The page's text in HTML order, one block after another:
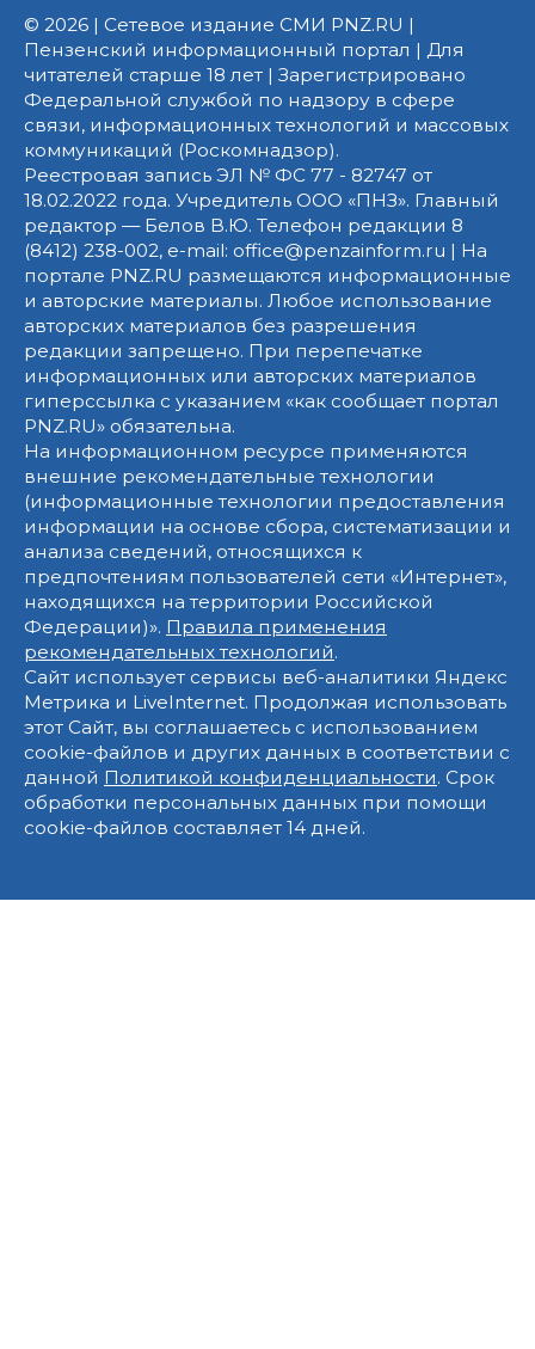
© 2026 | Сетевое издание СМИ PNZ.RU |
Пензенский информационный портал | Для
читателей старше 18 лет | Зарегистрировано
Федеральной службой по надзору в сфере
связи, информационных технологий и массовых
коммуникаций (Роскомнадзор).
Реестровая запись ЭЛ № ФС 77 - 82747 от
18.02.2022 года. Учредитель ООО «ПНЗ». Главный
редактор — Белов В.Ю. Телефон редакции 8
(8412) 238-002, e-mail: office@penzainform.ru | На
портале PNZ.RU размещаются информационные
и авторские материалы. Любое использование
авторских материалов без разрешения
редакции запрещено. При перепечатке
информационных или авторских материалов
гиперссылка с указанием «как сообщает портал
PNZ.RU» обязательна.
На информационном ресурсе применяются
внешние рекомендательные технологии
(информационные технологии предоставления
информации на основе сбора, систематизации и
анализа сведений, относящихся к
предпочтениям пользователей сети «Интернет»,
находящихся на территории Российской
Федерации)». Правила применения
рекомендательных технологий.
Сайт использует сервисы веб-аналитики Яндекс
Метрика и LiveInternet. Продолжая использовать
этот Сайт, вы соглашаетесь с использованием
cookie-файлов и других данных в соответствии с
данной Политикой конфиденциальности. Срок
обработки персональных данных при помощи
cookie-файлов составляет 14 дней.